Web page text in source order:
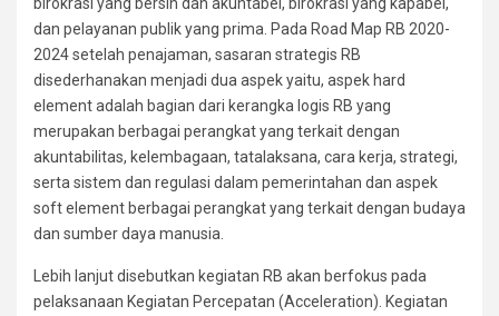
dan pelayanan publik yang prima. Pada Road Map RB 2020-
2024 setelah penajaman, sasaran strategis RB
disederhanakan menjadi dua aspek yaitu, aspek hard
element adalah bagian dari kerangka logis RB yang
merupakan berbagai perangkat yang terkait dengan
akuntabilitas, kelembagaan, tatalaksana, cara kerja, strategi,
serta sistem dan regulasi dalam pemerintahan dan aspek
soft element berbagai perangkat yang terkait dengan budaya
dan sumber daya manusia.
Lebih lanjut disebutkan kegiatan RB akan berfokus pada
pelaksanaan Kegiatan Percepatan (Acceleration). Kegiatan